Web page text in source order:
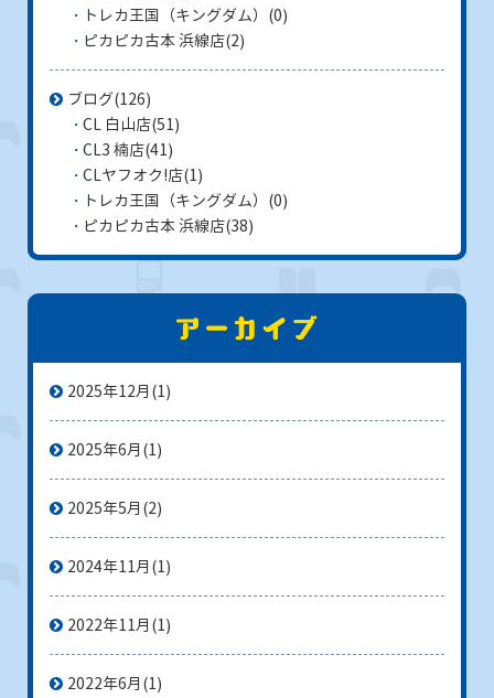
トレカ王国（キングダム） (0)
ピカピカ古本 浜線店(2)
ブログ(126)
CL 白山店(51)
CL3 楠店(41)
CLヤフオク!店(1)
トレカ王国（キングダム） (0)
ピカピカ古本 浜線店(38)
2025年12月 (1)
2025年6月 (1)
2025年5月 (2)
2024年11月 (1)
2022年11月 (1)
2022年6月 (1)